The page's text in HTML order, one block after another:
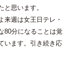
思います。
週は女王日テレ・
80分になることは覚
います。引き続き応